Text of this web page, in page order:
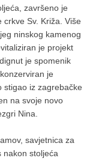
završeno je
Sv. Križa. Više
ninskog kamenog
je projekt
je spomenik
je
stigao iz zagrebačke
na svoje novo
Nina.
savjetnica za
nakon stoljeća